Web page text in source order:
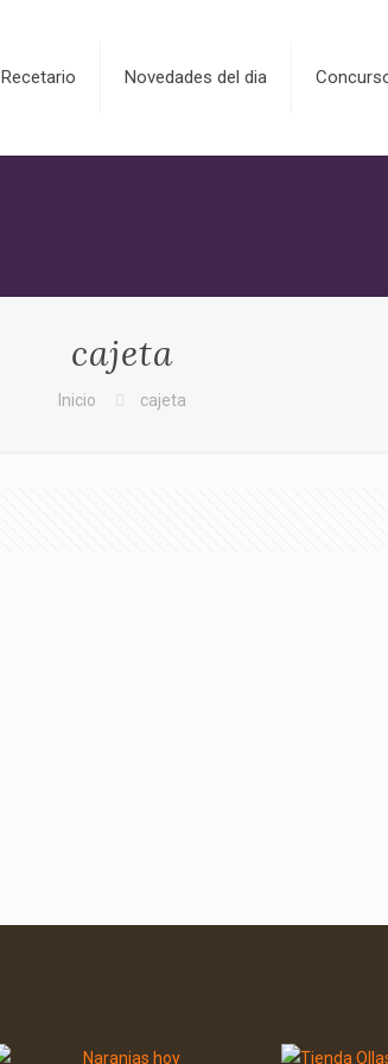
Recetario Novedades del dia
cajeta
Inicio cajeta